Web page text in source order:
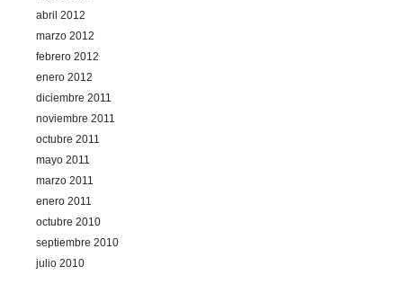
abril 2012
marzo 2012
febrero 2012
enero 2012
diciembre 2011
noviembre 2011
octubre 2011
mayo 2011
marzo 2011
enero 2011
octubre 2010
septiembre 2010
julio 2010